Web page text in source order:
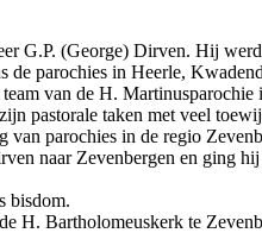
G.P. (George) Dirven. Hij
parochies in Heerle,
van de H.
pastorale taken met veel
parochies in de regio
naar Zevenbergen en ging
bisdom.
H. Bartholomeuskerk te